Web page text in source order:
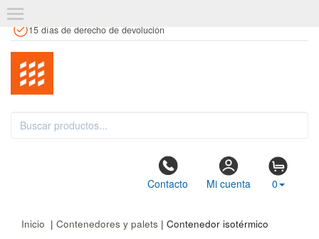
15 días de derecho de devolución
Contacto Mi cuenta 0
Inicio | Contenedores y palets | Contenedor isotérmico